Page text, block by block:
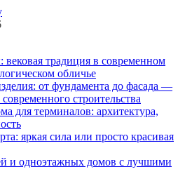
традиция в современном
обличье
от фундамента до фасада —
строительства
для терминалов: архитектура,
яркая сила или просто красивая
и одноэтажных домов с лучшими